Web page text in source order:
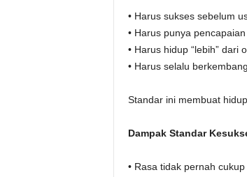
• Harus sukses sebelum
• Harus punya
• Harus hidup “lebih” dari
• Harus selalu
Standar ini membuat
Dampak Standar
• Rasa tidak pernah cukup